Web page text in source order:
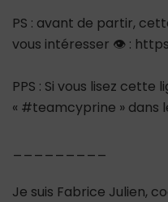
PS : avant de partir,
vous intéresser 👁 :
PPS : Si vous lisez cette
« #teamcyprine » dans
Je suis Fabrice Julien,